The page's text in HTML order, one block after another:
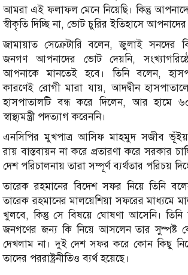
আমরা এই ফলাফল মেনে নিয়েছি। কিন্তু
স্বীকৃতি দিচ্ছি না, ভোট চুরির ইতিহাসে
জামায়াত সেক্রেটারি বলেন, জুলাই সনদের
জনগণ আপনাদের ভোট দেয়নি,
আপনাকে মানতেই হবে। তিনি বলেন,
কারণেই রোগী মারা যায়, আদদ্বীন
হাসপাতালটি বন্ধ করে দিলেন, আর হামে
স্বাস্থ্যমন্ত্রী পদত্যাগ করেননি।
এনসিপির মুখপাত্র আসিফ মাহমুদ সজীব
রায় বাস্তবায়ন না করে প্রতারণা করে সরকার
দেশ পরিচালনায় তারা সম্পূর্ণ ব্যর্থতার পরিচয়
তারেক রহমানের বিদেশ সফর নিয়ে তিনি
তারেক রহমানের মালয়েশিয়া সফরের মাধ্যমে
খুলবে, কিন্তু সে বিষয়ে ঘোষণা আসেনি।
জনগণের জন্য কি নিয়ে আসলেন তার সুস্পষ্ট
দেখলাম না। দুই দেশ সফর করে কোন কিছু
তাদের পররাষ্ট্রনীতিও ব্যর্থ হয়েছে।